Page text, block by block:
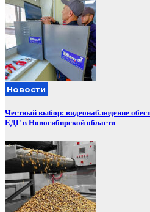
Новости
Честный выбор: видеонаблюдение
ЕДГ в Новосибирской области